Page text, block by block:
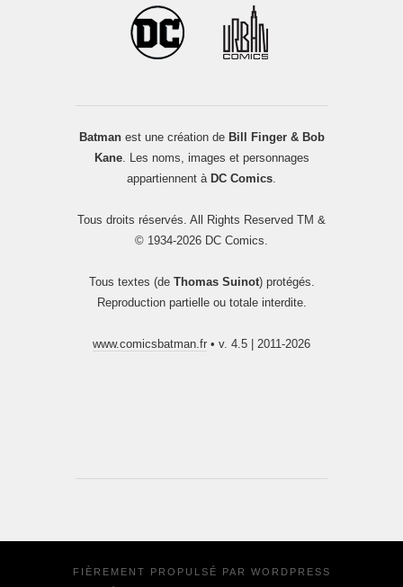
Batmanest une création de Bill Finger & Bob
Kane. Les noms, images et personnages
appartiennent à DC Comics.
Tous droits réservés. All Rights Reserved TM &
© 1934-2026 DC Comics.
Tous textes (de Thomas Suinot) protégés.
Reproduction partielle ou totale interdite.
www.comicsbatman.fr • v. 4.5 | 2011-2026
FIÈREMENT PROPULSÉ PAR WORDPRESS